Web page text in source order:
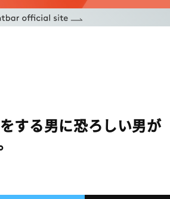
する男に恐ろしい男が